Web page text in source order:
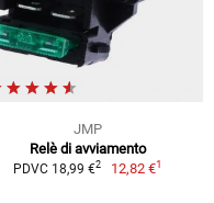
JMP
Relè di avviamento
PDVC 18,99 €2 12,82 €1